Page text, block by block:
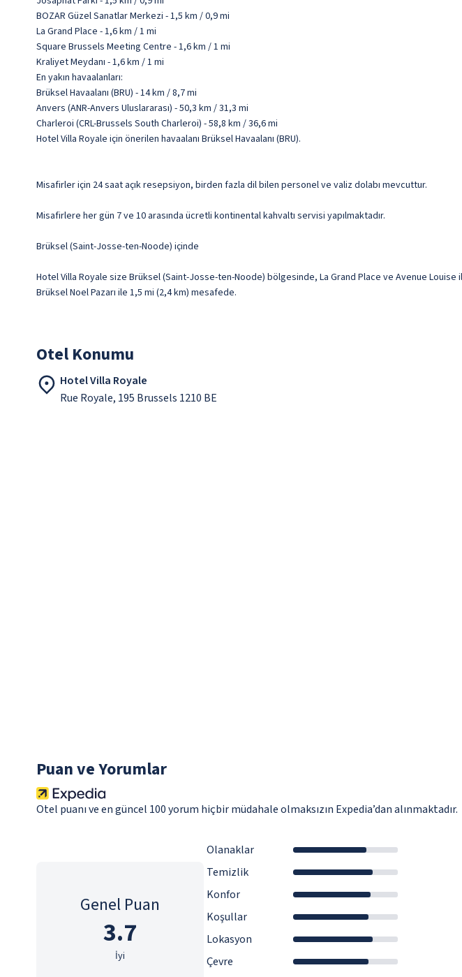
BOZAR Güzel Sanatlar Merkezi - 1,5 km / 0,9 mi
La Grand Place - 1,6 km / 1 mi
Square Brussels Meeting Centre - 1,6 km / 1 mi
Kraliyet Meydanı - 1,6 km / 1 mi
En yakın havaalanları:
Brüksel Havaalanı (BRU) - 14 km / 8,7 mi
Anvers (ANR-Anvers Uluslararası) - 50,3 km / 31,3 mi
Charleroi (CRL-Brussels South Charleroi) - 58,8 km / 36,6 mi
Hotel Villa Royale için önerilen havaalanı Brüksel Havaalanı (BRU).
Misafirler için 24 saat açık resepsiyon, birden fazla dil bilen personel ve valiz dolabı mevcuttur.
Misafirlere her gün 7 ve 10 arasında ücretli kontinental kahvaltı servisi yapılmaktadır.
Brüksel (Saint-Josse-ten-Noode) içinde
Hotel Villa Royale size Brüksel (Saint-Josse-ten-Noode) bölgesinde, La Grand Place ve Avenue
Brüksel Noel Pazarı ile 1,5 mi (2,4 km) mesafede.
Otel Konumu
Hotel Villa Royale
Rue Royale, 195 Brussels 1210 BE
Puan ve Yorumlar
Otel puanı ve en güncel 100 yorum hiçbir müdahale olmaksızın Expedia’dan alınmaktadır.
Genel Puan
3.7
İyi
Olanaklar
Temizlik
Konfor
Koşullar
Lokasyon
Çevre